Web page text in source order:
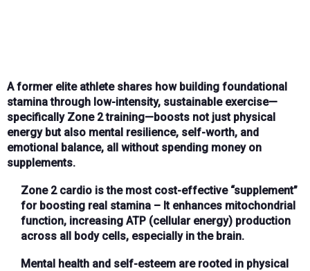
A former elite athlete shares how building foundational
stamina through low-intensity, sustainable exercise—
specifically Zone 2 training—boosts not just physical
energy but also mental resilience, self-worth, and
emotional balance, all without spending money on
supplements.
Zone 2 cardio is the most cost-effective “supplement”
for boosting real stamina – It enhances mitochondrial
function, increasing ATP (cellular energy) production
across all body cells, especially in the brain.
Mental health and self-esteem are rooted in physical